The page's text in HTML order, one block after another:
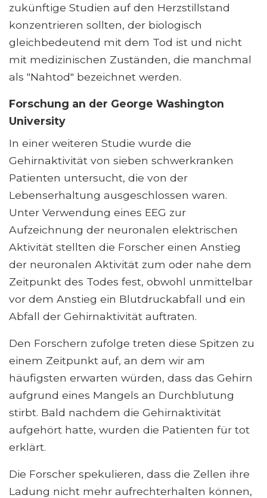
zukünftige Studien auf den Herzstillstand
konzentrieren sollten, der biologisch
gleichbedeutend mit dem Tod ist und nicht
mit medizinischen Zuständen, die manchmal
als "Nahtod" bezeichnet werden.
Forschung an der George Washington
University
In einer weiteren Studie wurde die
Gehirnaktivität von sieben schwerkranken
Patienten untersucht, die von der
Lebenserhaltung ausgeschlossen waren.
Unter Verwendung eines EEG zur
Aufzeichnung der neuronalen elektrischen
Aktivität stellten die Forscher einen Anstieg
der neuronalen Aktivität zum oder nahe dem
Zeitpunkt des Todes fest, obwohl unmittelbar
vor dem Anstieg ein Blutdruckabfall und ein
Abfall der Gehirnaktivität auftraten.
Den Forschern zufolge treten diese Spitzen zu
einem Zeitpunkt auf, an dem wir am
häufigsten erwarten würden, dass das Gehirn
aufgrund eines Mangels an Durchblutung
stirbt. Bald nachdem die Gehirnaktivität
aufgehört hatte, wurden die Patienten für tot
erklärt.
Die Forscher spekulieren, dass die Zellen ihre
Ladung nicht mehr aufrechterhalten können,